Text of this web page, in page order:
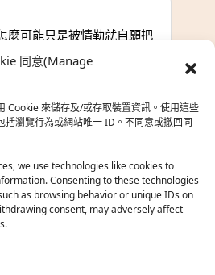
同意(Manage
Cookie 來儲存及/或存取裝置資訊。使用這些
括瀏覽行為或網站唯一 ID。不同意或撤回同
we use technologies like cookies to
Consenting to these technologies
as browsing behavior or unique IDs on
consent, may adversely affect
麼可能只是被情勒就自願把
自私情勒大家陪他圓夢，但